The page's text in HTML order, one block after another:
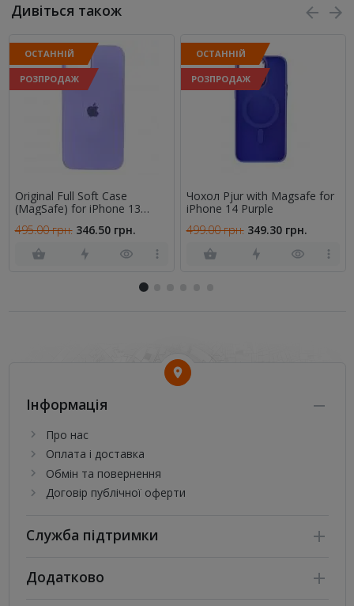
Дивіться також
ОСТАННІЙ
РОЗПРОДАЖ
Original Full Soft Case
(MagSafe) for iPhone 13
495.00 грн. 346.50 грн.
ОСТАННІЙ
РОЗПРОДАЖ
Чохол Pjur with Magsafe for
iPhone 14 Purple
499.00 грн. 349.30 грн.
Інформація
Про нас
Оплата і доставка
Обмін та повернення
Договір публічної оферти
Служба підтримки
Додатково